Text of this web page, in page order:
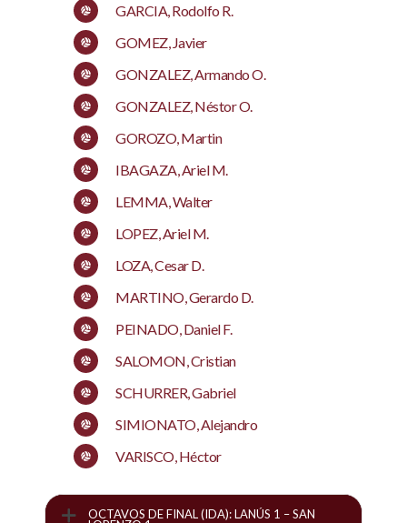
GARCIA, Rodolfo R.
GOMEZ, Javier
GONZALEZ, Armando O.
GONZALEZ, Néstor O.
GOROZO, Martin
IBAGAZA, Ariel M.
LEMMA, Walter
LOPEZ, Ariel M.
LOZA, Cesar D.
MARTINO, Gerardo D.
PEINADO, Daniel F.
SALOMON, Cristian
SCHURRER, Gabriel
SIMIONATO, Alejandro
VARISCO, Héctor
OCTAVOS DE FINAL (IDA): LANÚS 1 – SAN